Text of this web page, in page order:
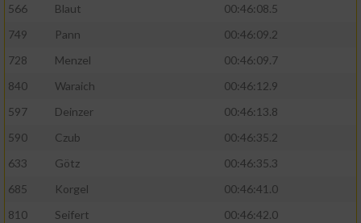
566
Blaut
00:46:08.5
749
Pann
00:46:09.2
728
Menzel
00:46:09.7
840
Waraich
00:46:12.9
597
Deinzer
00:46:13.8
590
Czub
00:46:35.2
633
Götz
00:46:35.3
685
Korgel
00:46:41.0
810
Seifert
00:46:42.0